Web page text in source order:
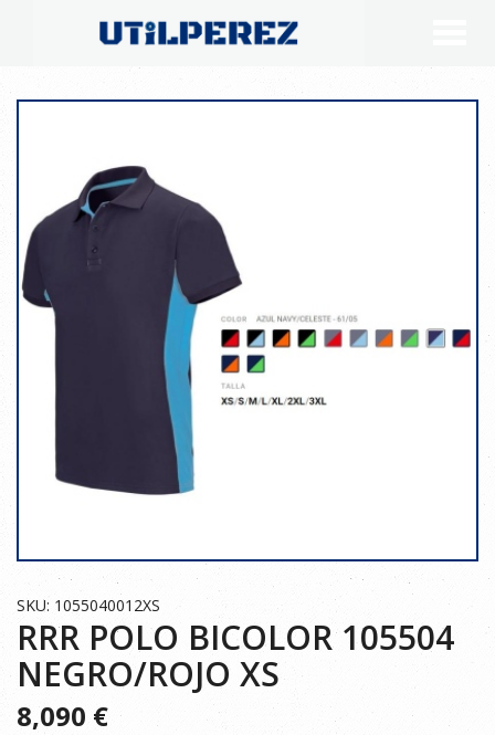
SKU: 1055040012XS
RRR POLO BICOLOR 105504
NEGRO/ROJO XS
8,090 €